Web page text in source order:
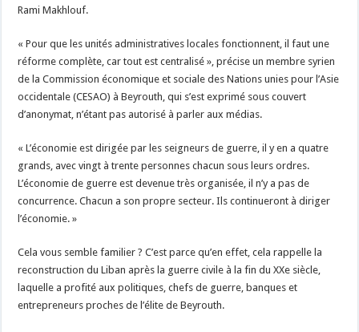
Rami Makhlouf.
« Pour que les unités administratives locales fonctionnent, il faut une
réforme complète, car tout est centralisé », précise un membre syrien
de la Commission économique et sociale des Nations unies pour l’Asie
occidentale (CESAO) à Beyrouth, qui s’est exprimé sous couvert
d’anonymat, n’étant pas autorisé à parler aux médias.
« L’économie est dirigée par les seigneurs de guerre, il y en a quatre
grands, avec vingt à trente personnes chacun sous leurs ordres.
L’économie de guerre est devenue très organisée, il n’y a pas de
concurrence. Chacun a son propre secteur. Ils continueront à diriger
l’économie. »
Cela vous semble familier ? C’est parce qu’en effet, cela rappelle la
reconstruction du Liban après la guerre civile à la fin du XXe siècle,
laquelle a profité aux politiques, chefs de guerre, banques et
entrepreneurs proches de l’élite de Beyrouth.